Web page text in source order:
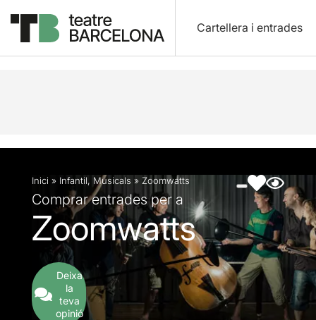
Cartellera i entrades
Descripció Fitxa artística Fotos i vídeos
Inici » Infantil, Musicals » Zoomwatts
Comprar entrades per a
Zoomwatts
Deixa
la
teva
opinió